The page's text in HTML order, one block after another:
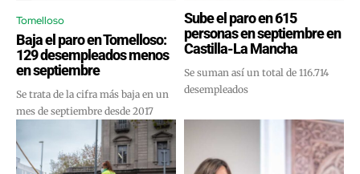
Tomelloso
Baja el paro en Tomelloso:
129 desempleados menos
en septiembre
Se trata de la cifra más baja en un
mes de septiembre desde 2017
Sube el paro en 615
personas en septiembre en
Castilla-La Mancha
Se suman así un total de 116.714
desempleados